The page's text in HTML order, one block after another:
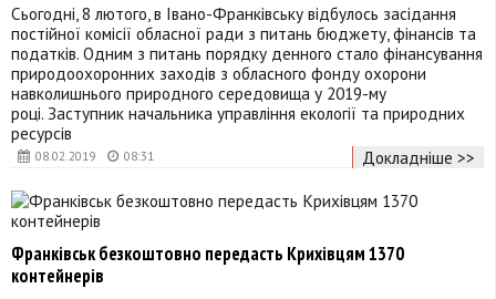
08.02.2019 08:31
Сьогодні, 8 лютого, в Івано-Франківську відбулось засідання
постійної комісії обласної ради з питань бюджету, фінансів та
податків. Одним з питань порядку денного стало фінансування
природоохоронних заходів з обласного фонду охорони
навколишнього природного середовища у 2019-му
році. Заступник начальника управління екології та природних
ресурсів
Докладніше >>
Франківськ безкоштовно передасть Крихівцям 1370
контейнерів